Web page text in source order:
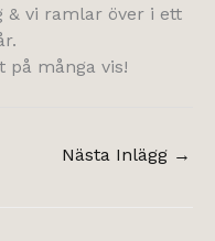
& vi ramlar över i ett
på många vis!
Nästa Inlägg →